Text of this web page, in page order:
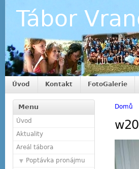
Tábor
Úvod Kontakt FotoGalerie
Menu
Úvod
Aktuality
Areál tábora
Poptávka pronájmu
Domů